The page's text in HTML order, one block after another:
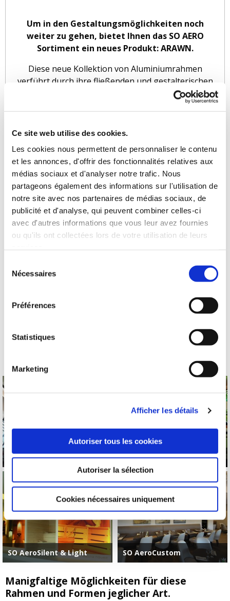
Ce site web utilise des cookies.
Les cookies nous permettent de personnaliser le contenu
et les annonces, d'offrir des fonctionnalités relatives aux
médias sociaux et d'analyser notre trafic. Nous
partageons également des informations sur l'utilisation de
notre site avec nos partenaires de médias sociaux, de
publicité et d'analyse, qui peuvent combiner celles-ci
avec d'autres informations que vous leur avez fournies
ou qu'ils ont collectées lors de votre utilisation de leurs
Nécessaires
Préférences
Statistiques
Marketing
Afficher les détails
Autoriser tous les cookies
Autoriser la sélection
Cookies nécessaires uniquement
Um in den Gestaltungsmöglichkeiten noch
weiter zu gehen, bietet Ihnen das SO AERO
Sortiment ein neues Produkt: ARAWN.
Diese neue Kollektion von Aluminiumrahmen
verführt durch ihre fließenden und gestalterischen
Linien und gewährleistet gleichzeitig hervorragende
Arawn Arawn
Vorteile der CLIPSO Spanngeweben!
Integrieren Sie akustische Eigenschaften und/oder Licht
in Ihren Rahmen, welche Form er auch immer hat.
SO AeroSilent SO AeroLight
SO AeroSilent & Light SO AeroCustom
Manigfaltige Möglichkeiten für diese
Rahmen und Formen jeglicher Art.